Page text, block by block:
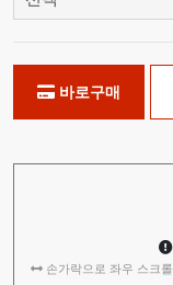
바로구매
손가락으로 좌우 스크롤